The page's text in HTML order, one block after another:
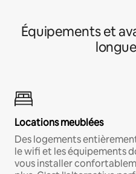
Équipements et
Locations meublées
Des logements
le wifi et les équipements
vous installer